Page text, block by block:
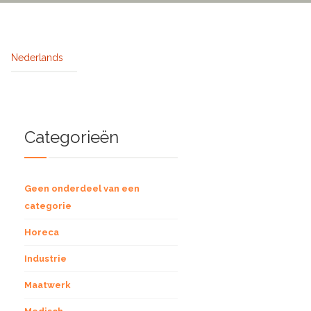
Nederlands
Categorieën
Geen onderdeel van een
categorie
Horeca
Industrie
Maatwerk